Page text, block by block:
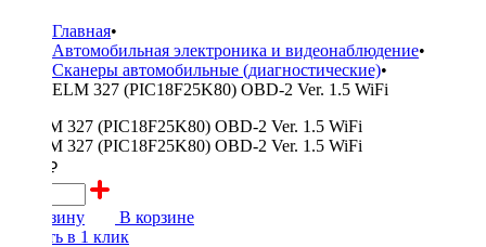
Главная•
Автомобильная электроника и видеонаблюдение•
Сканеры автомобильные (диагностические)•
ELM 327 (PIC18F25K80) OBD-2 Ver. 1.5 WiFi
2000 ₽
В корзину
В корзине
Купить в 1 клик